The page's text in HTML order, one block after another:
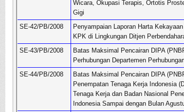
Wicara, Okupasi Terapis, Ortotis
Gigi
SE-42/PB/2008
Penyampaian Laporan Harta
KPK di Lingkungan Ditjen
SE-43/PB/2008
Batas Maksimal Pencairan DIPA
Perhubungan Departemen
SE-44/PB/2008
Batas Maksimal Pencairan DIPA
Penempatan Tenaga Kerja Indonesia
Tenaga Kerja dan Badan Nasional
Indonesia Sampai dengan Bulan